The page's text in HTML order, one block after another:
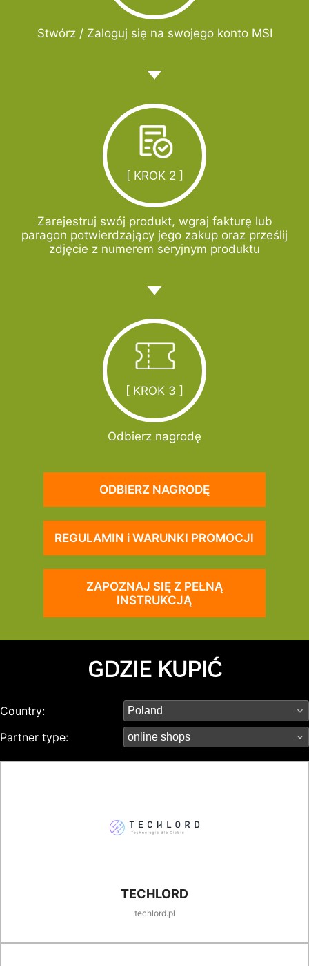
Stwórz / Zaloguj się na swojego konto MSI
[ KROK 2 ]
Zarejestruj swój produkt, wgraj fakturę lub
paragon potwierdzający jego zakup oraz prześlij
zdjęcie z numerem seryjnym produktu
[ KROK 3 ]
Odbierz nagrodę
ODBIERZ NAGRODĘ
REGULAMIN i WARUNKI PROMOCJI
ZAPOZNAJ SIĘ Z PEŁNĄ
INSTRUKCJĄ
GDZIE KUPIĆ
Country:
Partner type:
TECHLORD
techlord.pl